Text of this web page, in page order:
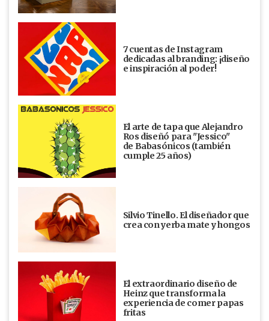
7 cuentas de Instagram
dedicadas al branding: ¡diseño
e inspiración al poder!
El arte de tapa que Alejandro
Ros diseñó para "Jessico"
de Babasónicos (también
cumple 25 años)
Silvio Tinello. El diseñador que
crea con yerba mate y hongos
El extraordinario diseño de
Heinz que transforma la
experiencia de comer papas
fritas